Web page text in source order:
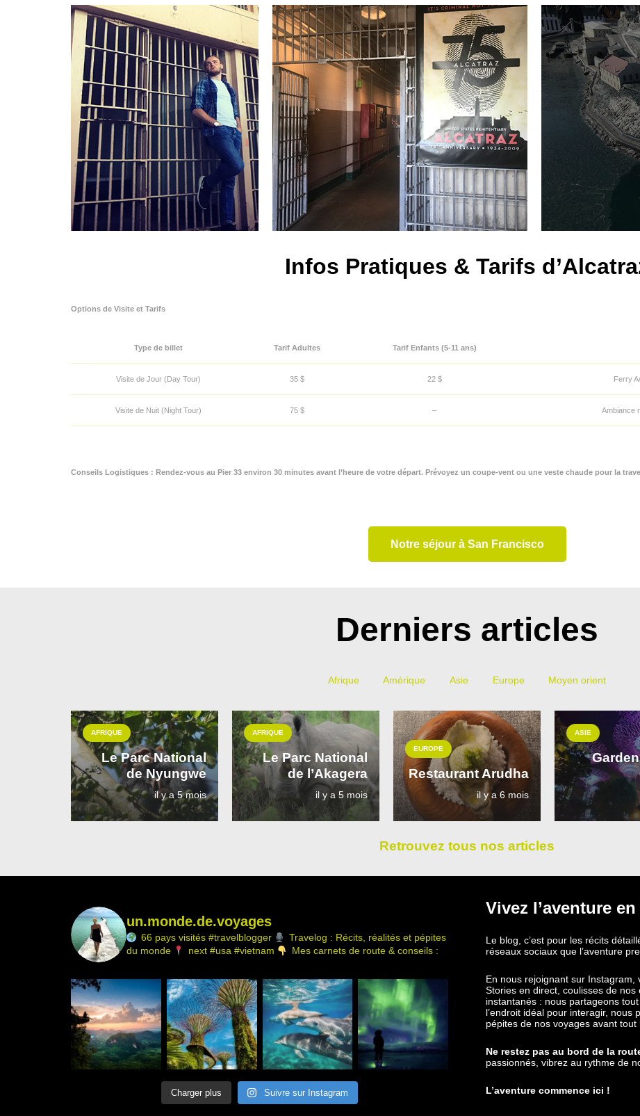
Infos Pratiques & Tarifs
Options de Visite et Tarifs
Type de billet Tarif Adultes Tarif Enfants (5-11 ans)
Visite de Jour (Day Tour) 35 $ 22 $ Ferry
Visite de Nuit (Night Tour) 75 $ – Ambiance
Conseils Logistiques : Rendez-vous au Pier 33 environ 30 minutes avant l’heure de votre départ. Prévoyez un coupe-vent ou une veste chaude pour la
Notre séjour à San Francisco
Derniers articles
Afrique Amérique Asie Europe Moyen orient
AFRIQUE
Le Parc National
de Nyungwe
il y a 5 mois
AFRIQUE
Le Parc National
de l’Akagera
il y a 5 mois
EUROPE
Restaurant Arudha
il y a 6 mois
ASIE
Retrouvez tous nos articles
un.monde.de.voyages
66 pays visités #travelblogger
Travelog : Récits, réalités et pépites
du monde
next #usa #vietnam Mes carnets de route & conseils :
Charger plus Suivre sur Instagram
Vivez l’aventure
Le blog, c’est pour les récits
réseaux sociaux que l’aventure
En nous rejoignant sur Instagram,
Stories en direct, coulisses de
instantanés : nous partageons
l’endroit idéal pour interagir,
pépites de nos voyages avant tout
Ne restez pas au bord de la
passionnés, vibrez au rythme de
L’aventure commence ici !